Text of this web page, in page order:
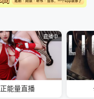
直播中
正能量直播